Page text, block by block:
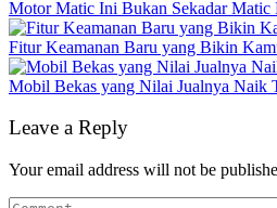
Motor Matic Ini Bukan Sekadar Matic
Fitur Keamanan Baru yang Bikin
Mobil Bekas yang Nilai Jualnya Naik
Leave a Reply
Your email address will not be